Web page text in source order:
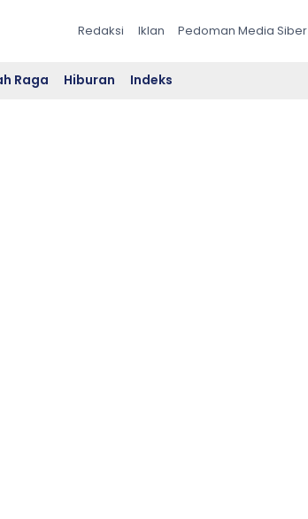
Redaksi Iklan Pedoman Media Siber
Raga Hiburan Indeks